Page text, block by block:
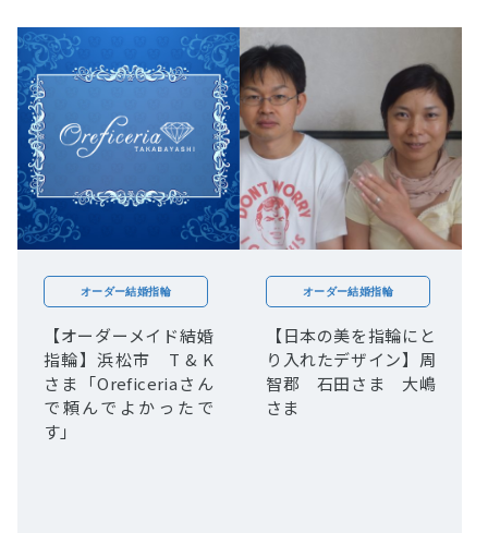
オーダー結婚指輪
【オーダーメイド結婚
指輪】浜松市 T & K
さま「Oreficeriaさん
で頼んでよかったで
す」
オーダー結婚指輪
【日本の美を指輪にと
り入れたデザイン】周
智郡 石田さま 大嶋
さま